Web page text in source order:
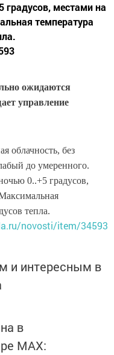
градусов, местами на
температура
ожидаются
управление
облачность, без
до умеренного.
0..+5 градусов,
тепла.
novosti/item/34593
и интересным в
в
MАХ: